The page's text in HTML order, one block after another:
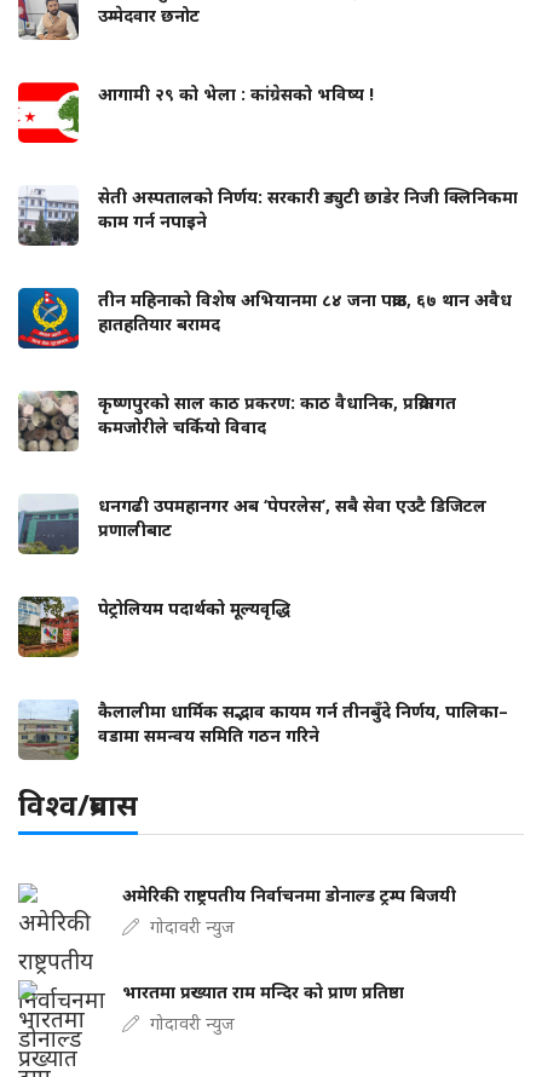
उम्मेदवार छनोट
आगामी २९ को भेला : कांग्रेसको भविष्य !
सेती अस्पतालको निर्णय: सरकारी ड्युटी छाडेर निजी क्लिनिकमा
काम गर्न नपाइने
तीन महिनाको विशेष अभियानमा ८४ जना पक्राउ, ६७ थान अवैध
हातहतियार बरामद
कृष्णपुरको साल काठ प्रकरण: काठ वैधानिक, प्रक्रियागत
कमजोरीले चर्कियो विवाद
धनगढी उपमहानगर अब ‘पेपरलेस’, सबै सेवा एउटै डिजिटल
प्रणालीबाट
पेट्रोलियम पदार्थको मूल्यवृद्धि
कैलालीमा धार्मिक सद्भाव कायम गर्न तीनबुँदे निर्णय, पालिका–
वडामा समन्वय समिति गठन गरिने
विश्व/प्रबास
अमेरिकी राष्ट्रपतीय निर्वाचनमा डोनाल्ड ट्रम्प बिजयी
गोदावरी न्युज
भारतमा प्रख्यात राम मन्दिर को प्राण प्रतिष्ठा
गोदावरी न्युज